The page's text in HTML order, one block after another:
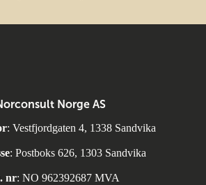
Norge AS
: Vestfjordgaten 4, 1338 Sandvika
: Postboks 626, 1303 Sandvika
nr: NO 962392687 MVA